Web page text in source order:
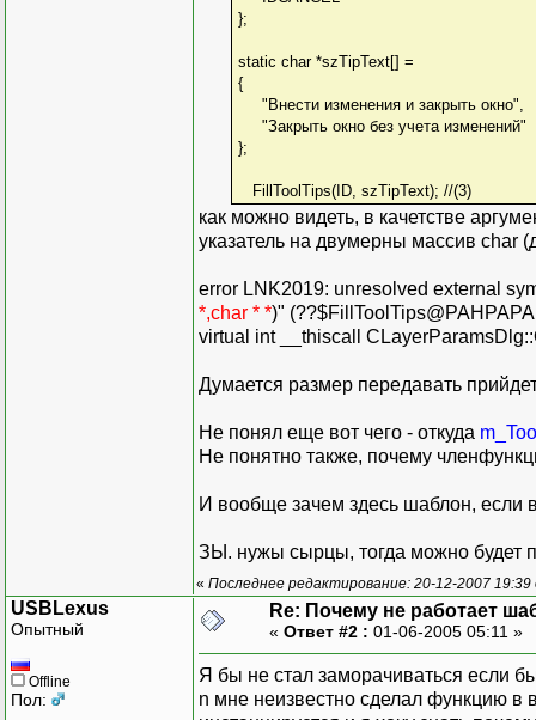
};
static char *szTipText[] =
{
"Внести изменения и закрыть окно",
"Закрыть окно без учета изменений"
};
FillToolTips(ID, szTipText); //(3)
как можно видеть, в качетстве
указатель на двумерны массив char
error LNK2019: unresolved external
*,char * *)"
virtual int __thiscall
Думается размер передавать
Не понял еще вот чего - откуда
Не понятно также, почему
И вообще зачем здесь шаблон, если
ЗЫ. нужы сырцы, тогда можно будет
« Последнее редактирование: 20-12-2007
USBLexus
Опытный
Offline
Пол:
Re: Почему не работает
« Ответ #2 : 01-06-2005 05:11 »
Я бы не стал заморачиваться если
n мне неизвестно сделал функцию